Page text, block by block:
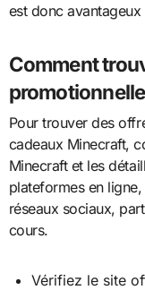
est donc
Comment
Pour trouver des
cadeaux Minecraft,
Minecraft et les
plateformes en
réseaux sociaux,
cours.
Vérifiez le site